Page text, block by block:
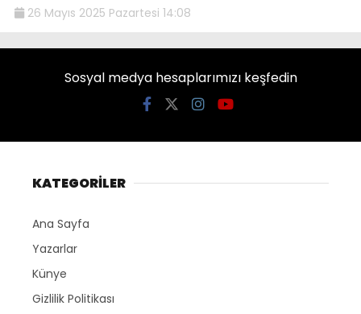
26 Mayıs 2025 Pazartesi 14:08
Sosyal medya hesaplarımızı keşfedin
KATEGORİLER
Ana Sayfa
Yazarlar
Künye
Gizlilik Politikası